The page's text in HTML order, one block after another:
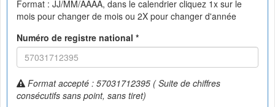
Format : JJ/MM/AAAA, dans le calendrier cliquez 1x sur le
mois pour changer de mois ou 2X pour changer d'année
Numéro de registre national *
Format accepté : 57031712395 ( Suite de chiffres
consécutifs sans point, sans tiret)